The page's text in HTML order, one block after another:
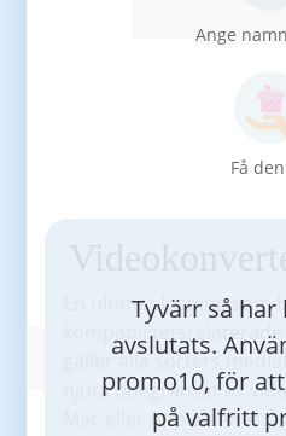
Ange
Få
Tyvärr så
avslutats.
promo10,för
på valfritt
En ultimat lösning som
gäller alla sorters
njuta obegränsat av
Mac eller Apple enhet.